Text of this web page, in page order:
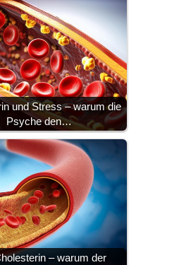
und Stress – warum die
Psyche den…
– warum der